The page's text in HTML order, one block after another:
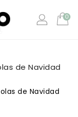
0
de Navidad
de Navidad